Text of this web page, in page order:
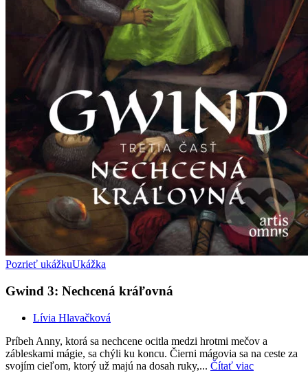
Pozrieť ukážkuUkážka
Gwind 3: Nechcená kráľovná
Lívia Hlavačková
Príbeh Anny, ktorá sa nechcene ocitla medzi hrotmi mečov a
zábleskami mágie, sa chýli ku koncu. Čierni mágovia sa na ceste za
svojím cieľom, ktorý už majú na dosah ruky,... Čítať viac